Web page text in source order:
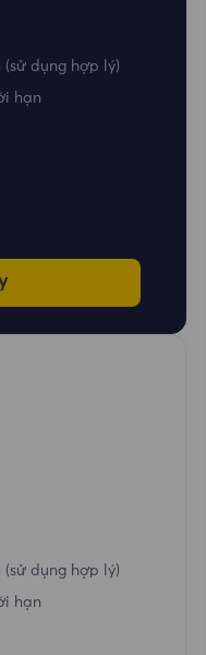
(sử dụng hợp lý)
hạn
(sử dụng hợp lý)
hạn